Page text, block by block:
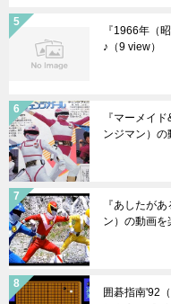
『1966年（
♪ （9 view）
『マーメイ
ンジマン）の
『あしたが
ン）の動画を
囲碁指南'92